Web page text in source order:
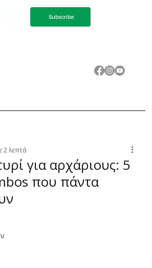
Subscribe
για αρχάριους: 5
που πάντα
2 λεπτά